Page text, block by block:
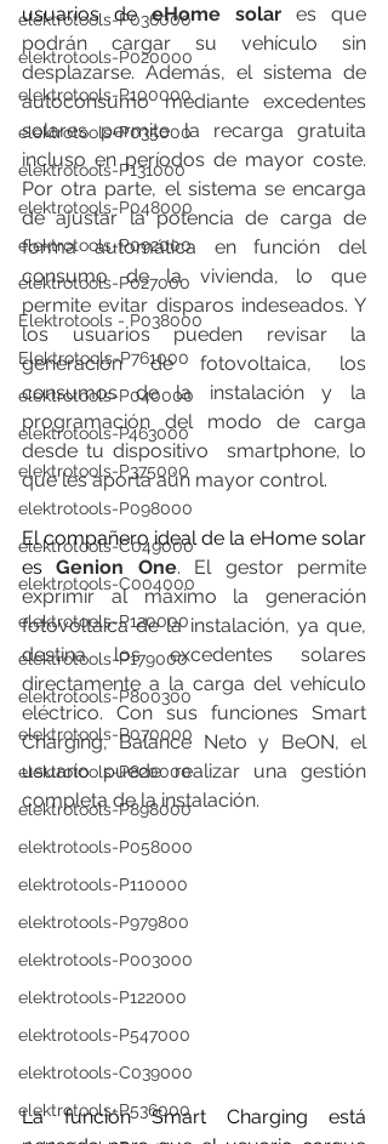
elektrotools-P036000
elektrotools-P020000
elektrotools-P100000
elektrotools-P035000
elektrotools-P131000
elektrotools-P048000
elektrotools-P092000
elektrotools-P027000
Elektrotools - P038000
Elektrotools-P761000
elektrotools-P040000
elektrotools-P463000
elektrotools-P375000
elektrotools-P098000
elektrotools-C049000
elektrotools-C004000
elektrotools-P120000
elektrotools-P179000
elektrotools-P800300
elektrotools-P070000
elektrotools-P820000
elektrotools-P898000
elektrotools-P058000
elektrotools-P110000
elektrotools-P979800
elektrotools-P003000
elektrotools-P122000
elektrotools-P547000
elektrotools-C039000
elektrotools-P536000
usuarios de eHome solar es que
podrán cargar su vehículo sin
desplazarse. Además, el sistema de
autoconsumo mediante excedentes
solares permite la recarga gratuita
incluso en períodos de mayor coste.
Por otra parte, el sistema se encarga
de ajustar la potencia de carga de
forma automática en función del
consumo de la vivienda, lo que
permite evitar disparos indeseados. Y
los usuarios pueden revisar la
generación de fotovoltaica, los
consumos de la instalación y la
programación del modo de carga
desde tu dispositivo  smartphone, lo
que les aporta aún mayor control.
El compañero ideal de la eHome solar
es Genion One. El gestor permite
exprimir al máximo la generación
fotovoltaica de la instalación, ya que,
destina los excedentes solares
directamente a la carga del vehículo
eléctrico. Con sus funciones Smart
Charging, Balance Neto y BeON, el
usuario puede realizar una gestión
completa de la instalación.
La función Smart Charging está